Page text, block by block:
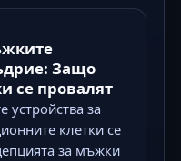
Защо
се провалят
устройства за
клетки се
за мъжки